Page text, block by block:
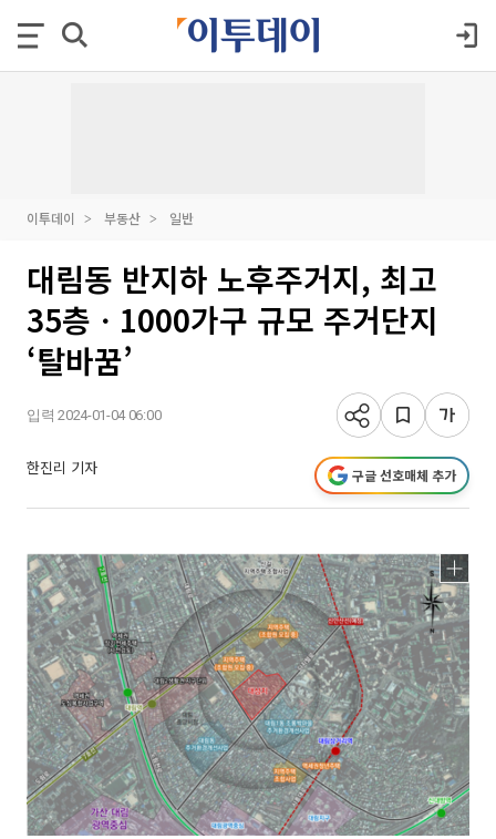
이투데이 부동산 일반
대림동 반지하 노후주거지, 최고
35층ㆍ1000가구 규모 주거단지
‘탈바꿈’
입력 2024-01-04 06:00
한진리 기자 구글 선호매체 추가